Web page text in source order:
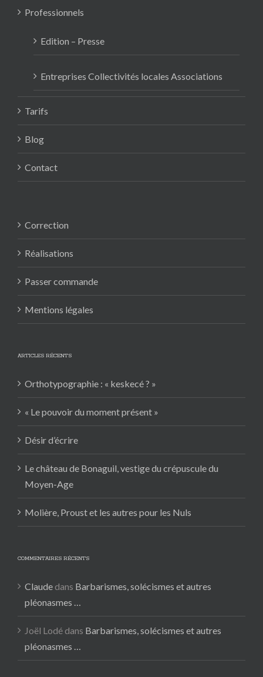
Professionnels
Edition – Presse
Entreprises Collectivités locales Associations
Tarifs
Blog
Contact
Correction
Réalisations
Passer commande
Mentions légales
ARTICLES RÉCENTS
Orthotypographie : « keskecé ? »
« Le pouvoir du moment présent »
Désir d’écrire
Le château de Bonaguil, vestige du crépuscule du
Moyen-Age
Molière, Proust et les autres pour les Nuls
COMMENTAIRES RÉCENTS
Claude dans Barbarismes, solécismes et autres
pléonasmes …
Joël Lodé dans Barbarismes, solécismes et autres
pléonasmes …